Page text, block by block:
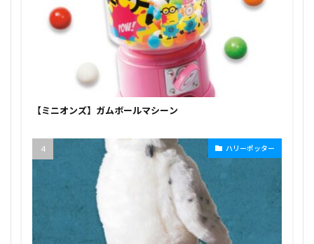
【ミニオンズ】ガムボールマシーン
ハリーポッター